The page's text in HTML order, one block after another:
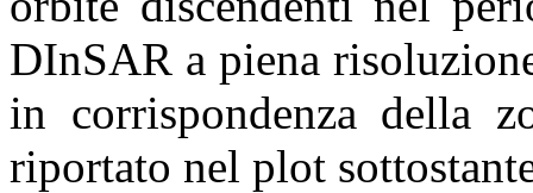
DInSAR a piena
in corrispondenza della
riportato nel plot